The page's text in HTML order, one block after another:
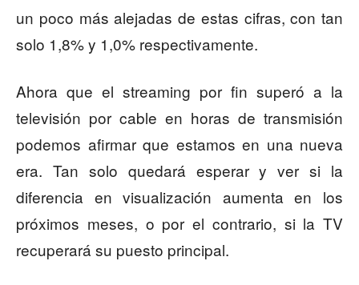
un poco más alejadas de estas cifras, con tan
solo 1,8% y 1,0% respectivamente.
Ahora que el streaming por fin superó a la
televisión por cable en horas de transmisión
podemos afirmar que estamos en una nueva
era. Tan solo quedará esperar y ver si la
diferencia en visualización aumenta en los
próximos meses, o por el contrario, si la TV
recuperará su puesto principal.